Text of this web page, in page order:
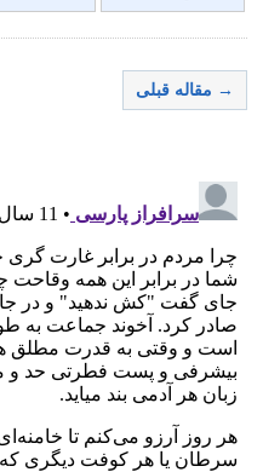
→ مقاله قبلی